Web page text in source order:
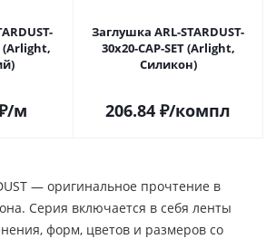
(Arlight,
/м
Заглушка ARL-STARDUST-
30x20-CAP-SET (Arlight,
Силикон)
206.84 ₽/компл
— оригинальное прочтение в
Серия включается в себя ленты
форм, цветов и размеров со